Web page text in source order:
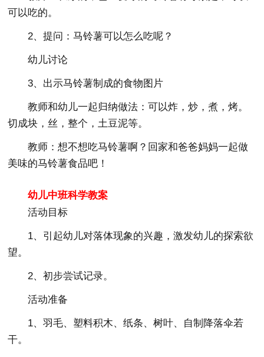
可以吃的。
2、提问：马铃薯可以怎么吃呢？
幼儿讨论
3、出示马铃薯制成的食物图片
教师和幼儿一起归纳做法：可以炸，炒，煮，烤。
切成块，丝，整个，土豆泥等。
教师：想不想吃马铃薯啊？回家和爸爸妈妈一起做
美味的马铃薯食品吧！
幼儿中班科学教案
活动目标
1、引起幼儿对落体现象的兴趣，激发幼儿的探索欲
望。
2、初步尝试记录。
活动准备
1、羽毛、塑料积木、纸条、树叶、自制降落伞若
干。